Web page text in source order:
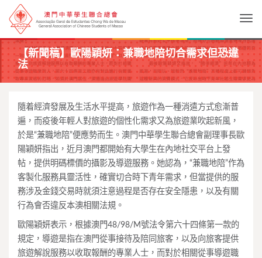
【新聞稿】歐陽穎妍：兼職地陪切合需求但恐違
法
隨着經濟發展及生活水平提高，旅遊作為一種消遣方式愈漸普
遍，而疫後年輕人對旅遊的個性化需求又為旅遊業吹起新風，
於是“兼職地陪”便應勢而生。澳門中華學生聯合總會副理事長歐
陽穎妍指出，近月澳門都開始有大學生在內地社交平台上發
帖，提供明碼標價的攝影及導遊服務。她認為，“兼職地陪”作為
客製化服務具靈活性，確實切合時下青年需求，但當提供的服
務涉及金錢交易時就須注意過程是否存在安全隱患，以及有關
行為會否違反本澳相關法規。
歐陽穎妍表示，根據澳門48/98/M號法令第六十四條第一款的
規定，導遊是指在澳門從事接待及陪同旅客，以及向旅客提供
旅遊解說服務以收取報酬的專業人士，而對於相關從事導遊職